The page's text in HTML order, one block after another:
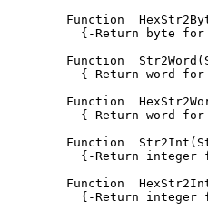
Function
{-Return byte for
Function
{-Return word for
Function
{-Return word for
Function
{-Return integer
Function
{-Return integer